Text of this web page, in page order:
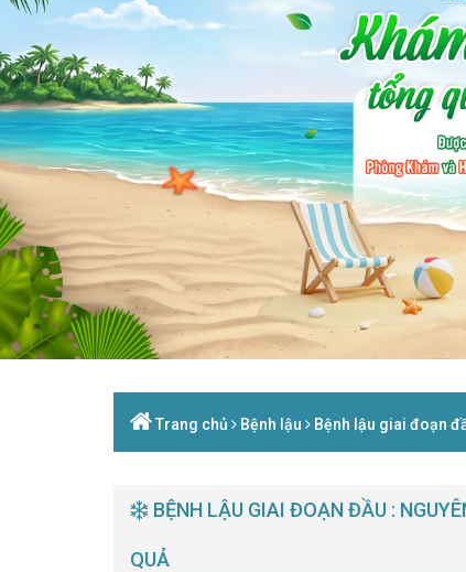
Trang chủ Bệnh lậu Bệnh lậu giai đoạn
BỆNH LẬU GIAI ĐOẠN ĐẦU :
QUẢ